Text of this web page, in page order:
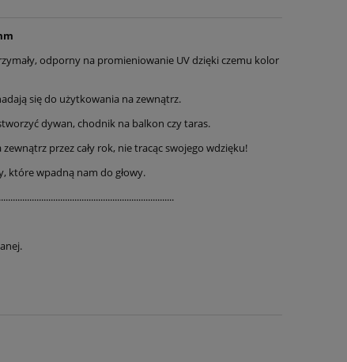
odporny na promieniowanie UV dzięki czemu kolor
się do użytkowania na zewnątrz.
dywan, chodnik na balkon czy taras.
przez cały rok, nie tracąc swojego wdzięku!
które wpadną nam do głowy.